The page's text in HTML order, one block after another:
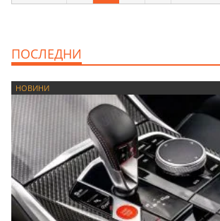
ПОСЛЕДНИ
НОВИНИ